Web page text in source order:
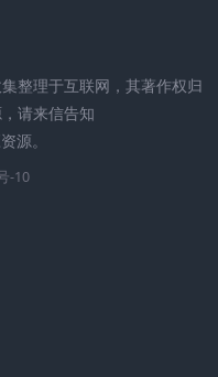
整理于互联网，其著作权归
请来信告知
源。
-10